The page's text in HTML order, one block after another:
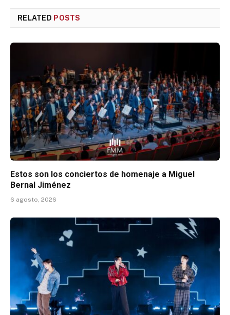
RELATED POSTS
Estos son los conciertos de homenaje a Miguel
Bernal Jiménez
6 agosto, 2026